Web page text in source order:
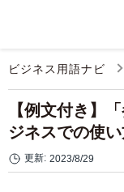
ビジネス用語ナビ
【例文付き】
ジネスでの使
更新: 2023/8/29